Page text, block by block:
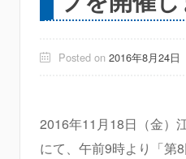
Posted on 2016年8月24日
2016年11月18日（金）
にて、午前9時より「第